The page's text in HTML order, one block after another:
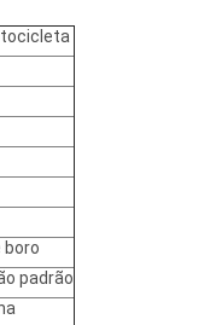
boro
padrão